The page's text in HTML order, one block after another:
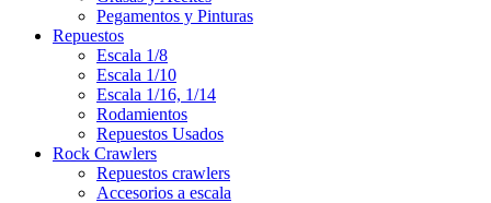
Pegamentos y Pinturas
Repuestos
Escala 1/8
Escala 1/10
Escala 1/16, 1/14
Rodamientos
Repuestos Usados
Rock Crawlers
Repuestos crawlers
Accesorios a escala